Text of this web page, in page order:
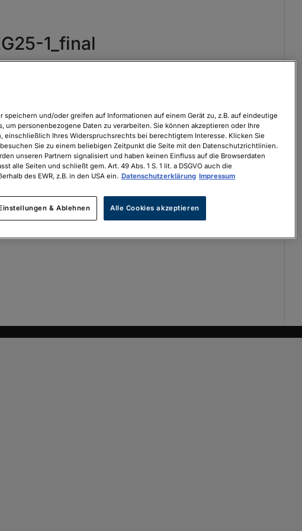
1_final
speichern und/oder greifen auf Informationen auf einem Gerät zu, z.B. auf eindeutige
um personenbezogene Daten zu verarbeiten. Sie können akzeptieren oder Ihre
einschließlich Ihres Widerspruchsrechts bei berechtigtem Interesse. Klicken Sie
Sie zu einem beliebigen Zeitpunkt die Seite mit den Datenschutzrichtlinien.
unseren Partnern signalisiert und haben keinen Einfluss auf die Browserdaten
alle Seiten und schließt gem. Art. 49 Abs. 1 S. 1 lit. a DSGVO auch die
des EWR, z.B. in den USA ein. Datenschutzerklärung Impressum
& Ablehnen Alle Cookies akzeptieren